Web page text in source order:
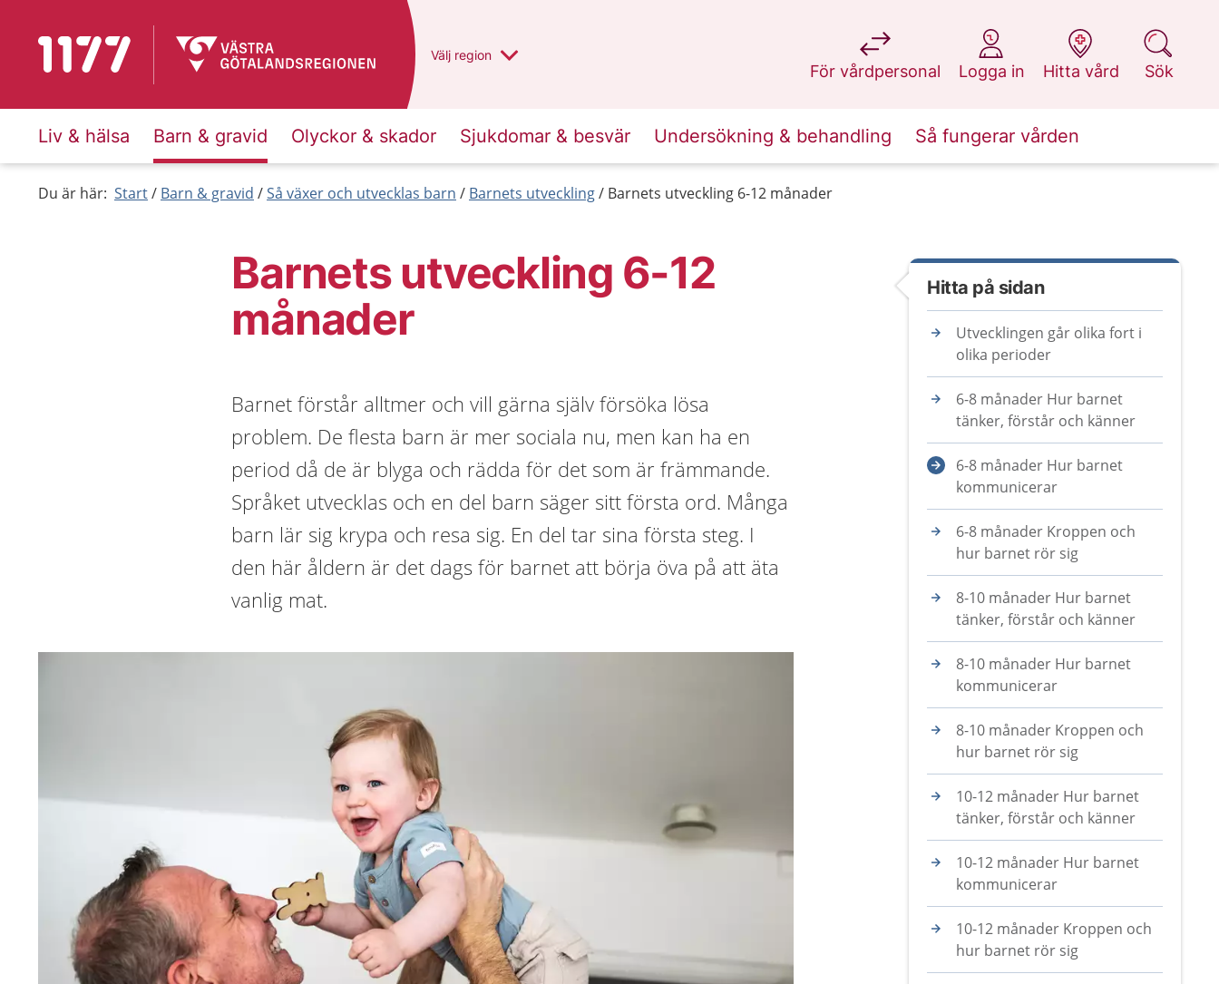
Till startsidan för 1177 Du har valt region
Välj en annan
region
För vårdpersonal
på 1177.se
Logga in
på 1177.se
Hitta vård
på 1177.se
Sök
på 1177.se
Liv & hälsa Barn & gravid Olyckor & skador Sjukdomar & besvär Undersökning & behandling Så fungerar vården
Du är här: Start Barn & gravid Så växer och utvecklas barn Barnets utveckling Barnets utveckling 6-12 månader
Barnets utveckling 6-12
månader
Barnet förstår alltmer och vill gärna själv försöka lösa
problem. De flesta barn är mer sociala nu, men kan ha en
period då de är blyga och rädda för det som är främmande.
Språket utvecklas och en del barn säger sitt första ord. Många
barn lär sig krypa och resa sig. En del tar sina första steg. I
den här åldern är det dags för barnet att börja öva på att äta
vanlig mat.
Hitta på sidan
Utvecklingen går olika fort i
olika perioder
6-8 månader Hur barnet
tänker, förstår och känner
6-8 månader Hur barnet
kommunicerar
6-8 månader Kroppen och
hur barnet rör sig
8-10 månader Hur barnet
tänker, förstår och känner
8-10 månader Hur barnet
kommunicerar
8-10 månader Kroppen och
hur barnet rör sig
10-12 månader Hur barnet
tänker, förstår och känner
10-12 månader Hur barnet
kommunicerar
10-12 månader Kroppen och
hur barnet rör sig